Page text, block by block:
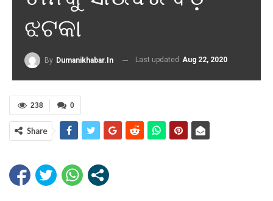
ଝଟକା
By Dumanikhabar.in Last updated Aug 22, 2020
0
238
Share